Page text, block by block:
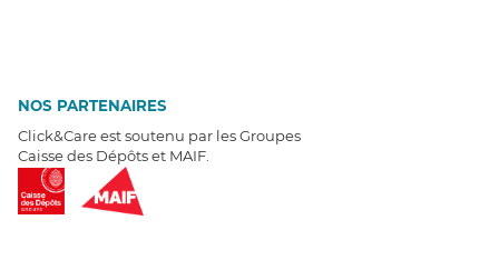
NOS PARTENAIRES
Click&Care est soutenu par les Groupes
Caisse des Dépôts et MAIF.